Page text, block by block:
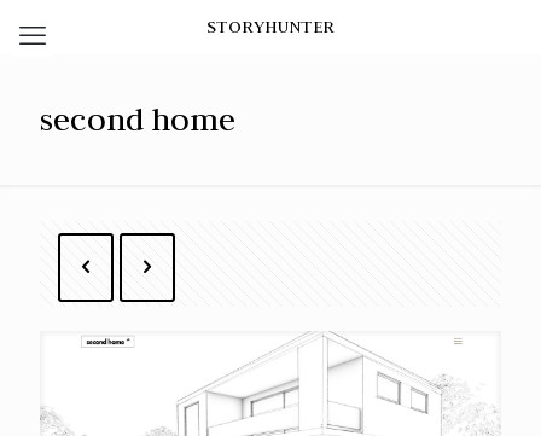
STORYHUNTER
second home